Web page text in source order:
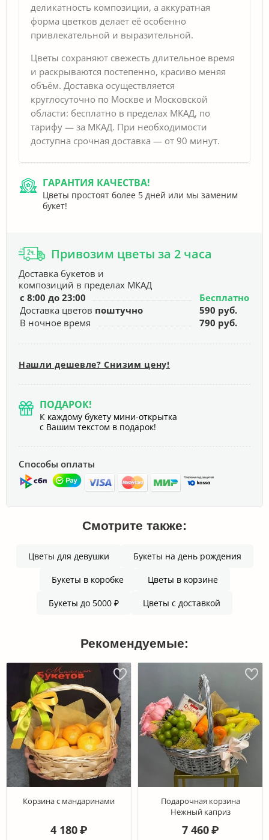
деликатность композиции, а аккуратная
форма цветков делает её особенно
привлекательной и выразительной.
Цветы сохраняют свежесть длительное время
и раскрываются постепенно, красиво меняя
объём. Доставка осуществляется
круглосуточно по Москве и Московской
области: бесплатно в пределах МКАД, по
тарифу — за МКАД. При необходимости
доступна срочная доставка — от 90 минут.
ГАРАНТИЯ КАЧЕСТВА!
Цветы простоят более 5 дней или мы заменим
букет!
Привозим цветы за 2 часа
Доставка букетов и
композиций в пределах МКАД
с 8:00 до 23:00
Бесплатно
Доставка цветов поштучно
590 руб.
В ночное время
790 руб.
Нашли дешевле? Снизим цену!
ПОДАРОК!
К каждому букету мини-открытка
с Вашим текстом в подарок!
Способы оплаты
Смотрите также:
Цветы для девушки Букеты на день рождения
Букеты в коробке Цветы в корзине
Букеты до 5000 ₽ Цветы с доставкой
Рекомендуемые:
Корзина с мандаринами
4 180 ₽
Подарочная корзина
Нежный каприз
7 460 ₽